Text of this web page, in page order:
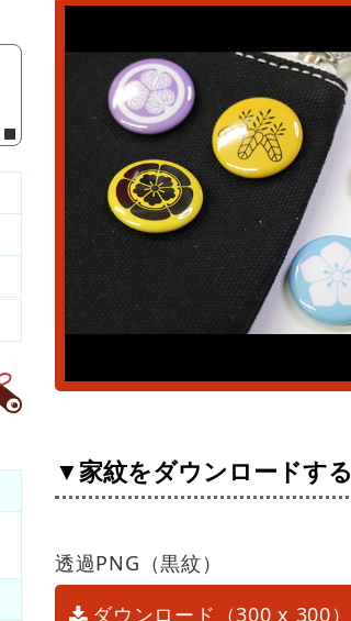
▼家紋をダウンロードする
透過PNG（黒紋）
ダウンロード（300 x 300）